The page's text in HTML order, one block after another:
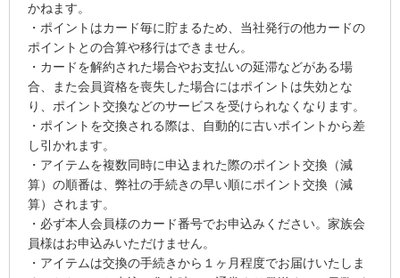
かねます。
・ポイントはカード毎に貯まるため、当社発行の他カードの
ポイントとの合算や移行はできません。
・カードを解約された場合やお支払いの延滞などがある場
合、また会員資格を喪失した場合にはポイントは失効とな
り、ポイント交換などのサービスを受けられなくなります。
・ポイントを交換される際は、自動的に古いポイントから差
し引かれます。
・アイテムを複数同時に申込まれた際のポイント交換（減
算）の順番は、弊社の手続きの早い順にポイント交換（減
算）されます。
・必ず本人会員様のカード番号でお申込みください。家族会
員様はお申込みいただけません。
・アイテムは交換の手続きから１ヶ月程度でお届けいたしま